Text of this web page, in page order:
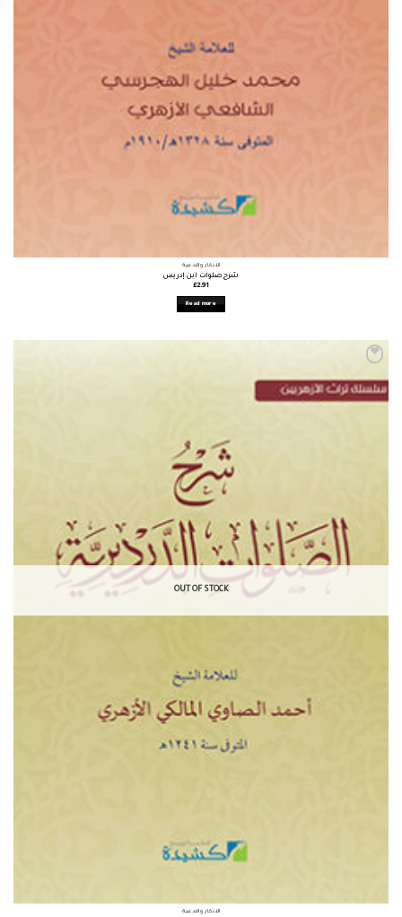
الأذكار والأدعية
شرح صلوات ابن إدريس
£2.91
Read more
OUT OF STOCK
الأذكار والأدعية